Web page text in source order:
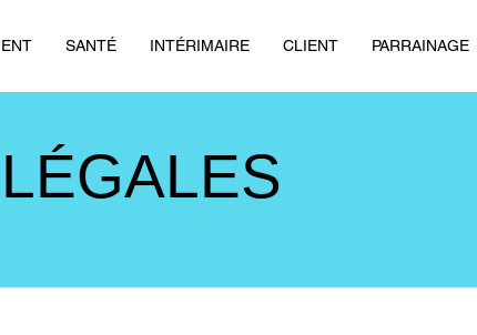
SANTÉ INTÉRIMAIRE CLIENT PARRAINAGE